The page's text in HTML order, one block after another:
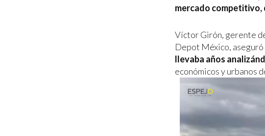
mercado competitivo,
Víctor Girón, gerente
Depot México, aseguró
llevaba años
económicos y urbanos